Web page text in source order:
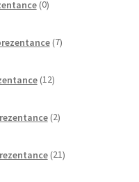
0izdelkov
7izdelkov
12izdelkov
2izdelka
21izdelkov